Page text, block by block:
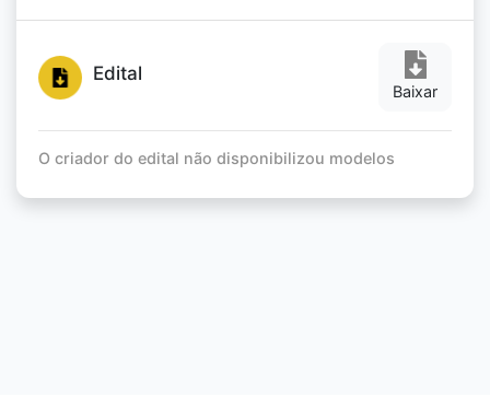
Edital
Baixar
O criador do edital não disponibilizou modelos